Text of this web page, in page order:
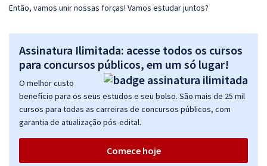
Então, vamos unir nossas forças! Vamos estudar juntos?
Assinatura Ilimitada: acesse todos os cursos
para concursos públicos, em um só lugar!
O melhor custo
benefício para os seus estudos e seu bolso. São mais de 25 mil
cursos para todas as carreiras de concursos públicos, com
garantia de atualização pós-edital.
Comece hoje